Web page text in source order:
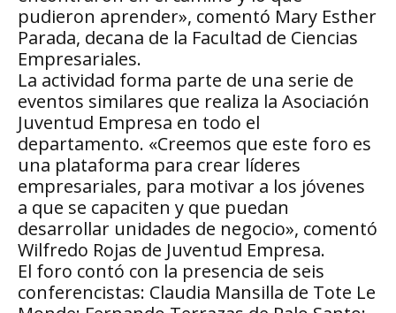
pudieron aprender», comentó Mary Esther
Parada, decana de la Facultad de Ciencias
Empresariales.
La actividad forma parte de una serie de
eventos similares que realiza la Asociación
Juventud Empresa en todo el
departamento. «Creemos que este foro es
una plataforma para crear líderes
empresariales, para motivar a los jóvenes
a que se capaciten y que puedan
desarrollar unidades de negocio», comentó
Wilfredo Rojas de Juventud Empresa.
El foro contó con la presencia de seis
conferencistas: Claudia Mansilla de Tote Le